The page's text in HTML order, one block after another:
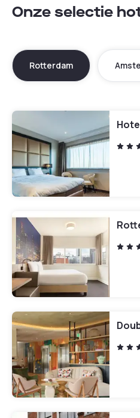
Onze selectie
Rotterdam